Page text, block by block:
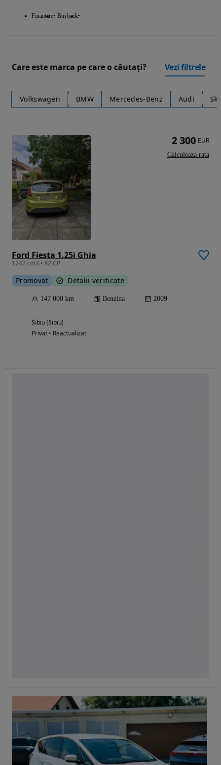
Finantare Buyback
Care este marca pe care o căutați? Vezi filtrele
Volkswagen BMW Mercedes-Benz Audi
Ford Fiesta 1.25i Ghia
1242 cm3 • 82 CP
Promovat Detalii verificate
147 000 km Benzina 2009
Sibiu (Sibiu)
Privat • Reactualizat
2 300 EUR
Calculeaza rata